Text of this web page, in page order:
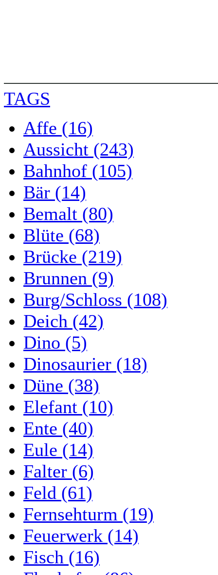
TAGS
Affe (16)
Aussicht (243)
Bahnhof (105)
Bär (14)
Bemalt (80)
Blüte (68)
Brücke (219)
Brunnen (9)
Burg/Schloss (108)
Deich (42)
Dino (5)
Dinosaurier (18)
Düne (38)
Elefant (10)
Ente (40)
Eule (14)
Falter (6)
Feld (61)
Fernsehturm (19)
Feuerwerk (14)
Fisch (16)